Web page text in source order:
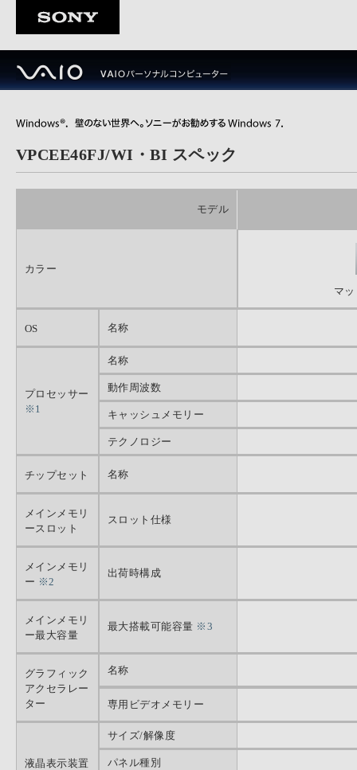
VPCEE46FJ/WI・BI スペック
モデル
カラー
マ
OS 名称
プロセッサー
※1
名称
動作周波数
キャッシュメモリー
テクノロジー
チップセット 名称
メインメモリ
ースロット
スロット仕様
メインメモリ
ー ※2
出荷時構成
メインメモリ
ー最大容量
最大搭載可能容量 ※3
グラフィック
アクセラレー
ター
名称
専用ビデオメモリー
液晶表示装置
サイズ/解像度
パネル種別